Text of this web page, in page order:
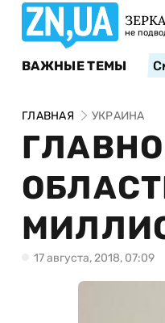
не
ВАЖНЫЕ ТЕМЫ
ГЛАВНАЯ УКРАИНА
17 августа, 2018, 07:09